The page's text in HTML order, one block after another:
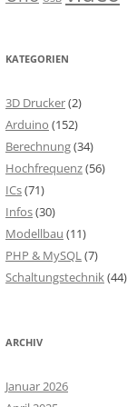
KATEGORIEN
3D Drucker(2)
Arduino (152)
Berechnung(34)
Hochfrequenz(56)
ICs(71)
Infos(30)
Modellbau (11)
PHP & MySQL(7)
Schaltungstechnik(44)
ARCHIV
Januar 2026